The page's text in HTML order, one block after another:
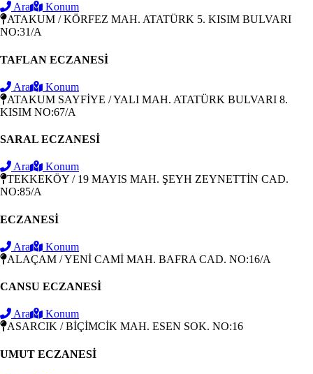
Ara
Konum
ATAKUM / KÖRFEZ MAH. ATATÜRK 5. KISIM BULVARI
NO:31/A
TAFLAN ECZANESİ
Ara
Konum
ATAKUM SAYFİYE / YALI MAH. ATATÜRK BULVARI 8.
KISIM NO:67/A
SARAL ECZANESİ
Ara
Konum
TEKKEKÖY / 19 MAYIS MAH. ŞEYH ZEYNETTİN CAD.
NO:85/A
ECZANESİ
Ara
Konum
ALAÇAM / YENİ CAMİ MAH. BAFRA CAD. NO:16/A
CANSU ECZANESİ
Ara
Konum
ASARCIK / BİÇİMCİK MAH. ESEN SOK. NO:16
UMUT ECZANESİ